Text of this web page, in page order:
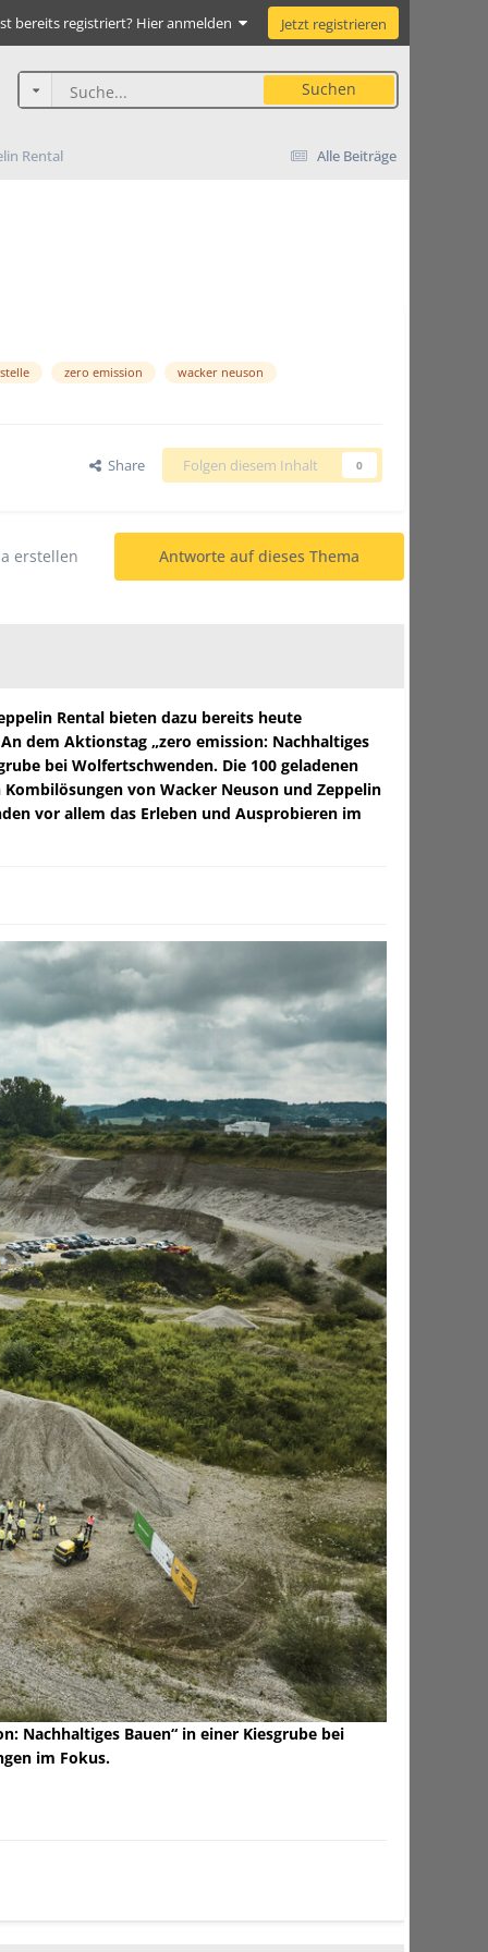
bereits registriert? Hier anmelden Jetzt registrieren
Suchen
Alle Beiträge
Rental
zero emission
wacker neuson
Share Folgen diesem Inhalt 0
Antworte auf dieses Thema
erstellen
Rental bieten dazu bereits heute
dem Aktionstag „zero emission: Nachhaltiges
bei Wolfertschwenden. Die 100 geladenen
von Wacker Neuson und Zeppelin
vor allem das Erleben und Ausprobieren im
Nachhaltiges Bauen“ in einer Kiesgrube bei
im Fokus.